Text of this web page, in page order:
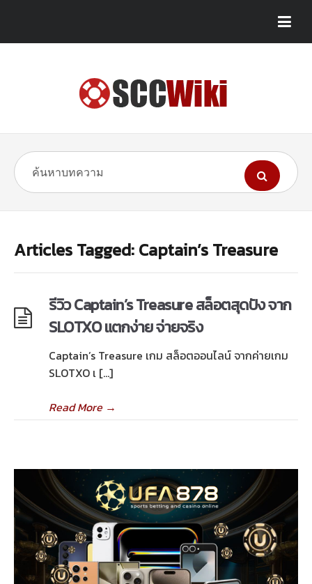
Articles Tagged: Captain’s Treasure
รีวิว Captain’s Treasure สล็อตสุดปัง จาก
SLOTXO แตกง่าย จ่ายจริง
Captain’s Treasure เกม สล็อตออนไลน์ จากค่ายเกม
SLOTXO เ […]
Read More→